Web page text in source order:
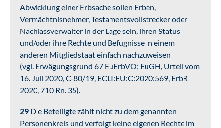
Abwicklung einer Erbsache sollen Erben,
Vermächtnisnehmer, Testamentsvollstrecker oder
Nachlassverwalter in der Lage sein, ihren Status
und/oder ihre Rechte und Befugnisse in einem
anderen Mitgliedstaat einfach nachzuweisen
(vgl. Erwägungsgrund 67 EuErbVO; EuGH, Urteil vom
16. Juli 2020, C-80/19, ECLI:EU:C:2020:569, ErbR
2020, 710 Rn. 35).
29 Die Beteiligte zählt nicht zu dem genannten
Personenkreis und verfolgt keine eigenen Rechte im